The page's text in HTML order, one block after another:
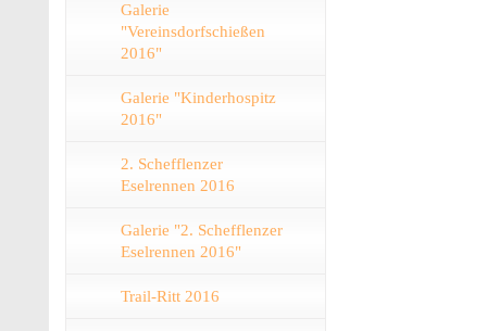
Galerie
"Vereinsdorfschießen
2016"
Galerie "Kinderhospitz
2016"
2. Schefflenzer
Eselrennen 2016
Galerie "2. Schefflenzer
Eselrennen 2016"
Trail-Ritt 2016